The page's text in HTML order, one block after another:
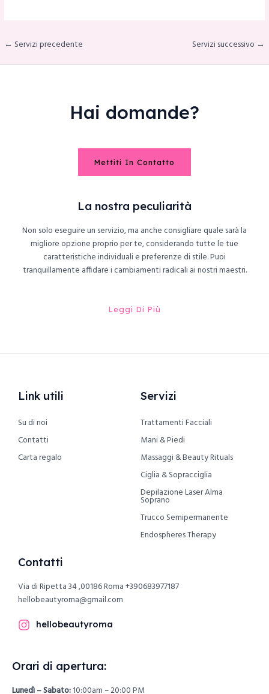
← Servizi precedente Servizi successivo →
Hai domande?
Mettiti In Contatto
La nostra peculiarità
Non solo eseguire un servizio, ma anche consigliare quale sarà la
migliore opzione proprio per te, considerando tutte le tue
caratteristiche individuali e preferenze di stile. Puoi
tranquillamente affidare i cambiamenti radicali ai nostri maestri.
Leggi Di Più
Link utili
Su di noi
Contatti
Carta regalo
Servizi
Trattamenti Facciali
Mani & Piedi
Massaggi & Beauty Rituals
Ciglia & Sopracciglia
Depilazione Laser Alma
Soprano
Trucco Semipermanente
Endospheres Therapy
Contatti
Via di Ripetta 34 ,00186 Roma+390683977187
hellobeautyroma@gmail.com
hellobeautyroma
Orari di apertura:
Lunedì – Sabato:10:00am – 20:00 PM